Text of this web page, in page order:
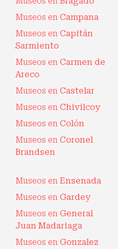
Museos en Campana
Museos en Capitán
Sarmiento
Museos en Carmen de
Areco
Museos en Castelar
Museos en Chivilcoy
Museos en Colón
Museos en Coronel
Brandsen
Museos en Ensenada
Museos en Gardey
Museos en General
Juan Madariaga
Museos en Gonzalez